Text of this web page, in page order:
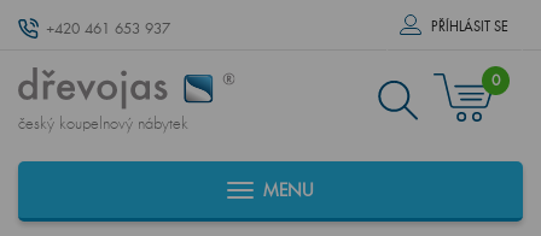
+420 461 653 937 PŘÍHLÁSIT SE
český koupelnový nábytek
0
MENU